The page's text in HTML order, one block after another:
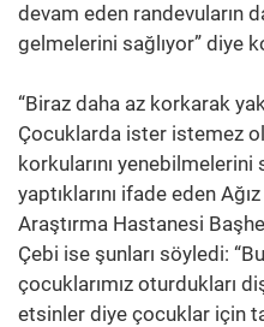
devam eden randevuların
gelmelerini sağlıyor” diye
“Biraz daha az korkarak
Çocuklarda ister istemez
korkularını
yaptıklarını ifade eden
Araştırma Hastanesi
Çebi ise şunları söyledi:
çocuklarımız oturdukları
etsinler diye çocuklar için